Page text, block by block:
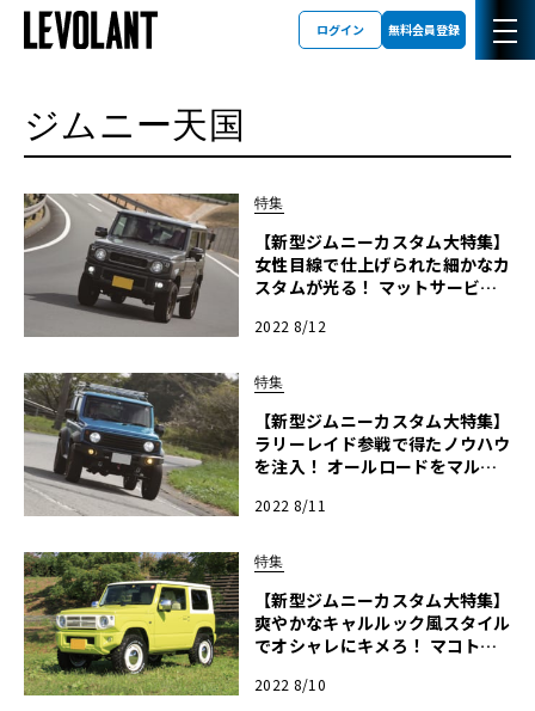
ログイン 無料会員登録
ジムニー天国
特集
【新型ジムニーカスタム大特集】
女性目線で仕上げられた細かなカ
スタムが光る！ マットサービス
【ジムニー天国2022】
2022 8/12
特集
【新型ジムニーカスタム大特集】
ラリーレイド参戦で得たノウハウ
を注入！ オールロードをマルチ
タム【ジムニー天国2022】
2022 8/11
特集
【新型ジムニーカスタム大特集】
爽やかなキャルルック風スタイル
でオシャレにキメろ！ マコトガ
ニー天国2022】
2022 8/10